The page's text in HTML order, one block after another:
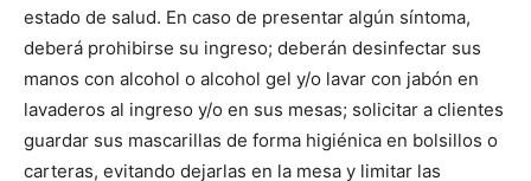
estado de salud. En caso de presentar algún síntoma,
deberá prohibirse su ingreso; deberán desinfectar sus
manos con alcohol o alcohol gel y/o lavar con jabón en
lavaderos al ingreso y/o en sus mesas; solicitar a clientes
guardar sus mascarillas de forma higiénica en bolsillos o
carteras, evitando dejarlas en la mesa y limitar las